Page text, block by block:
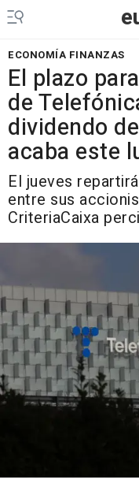
ECONOMÍA FINANZAS
El plazo
de
dividendo
acaba este
El jueves
entre sus
CriteriaCaixa